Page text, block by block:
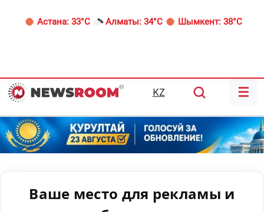
Астана: 33°C Алматы: 34°C Шымкент: 38°C
KZ ☰
Ваше место для рекламы и